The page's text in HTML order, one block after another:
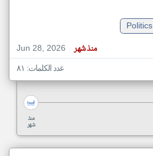
Politics
Jun 28, 2026
منذ شهر
عدد الكلمات: ٨١
منذ
شهر